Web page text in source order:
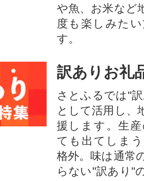
や魚、お米など
度も楽しみた
す。
訳ありお礼
さとふるでは"
として活用し、
援します。⽣
ても出てしま
格外。味は通常
らない"訳あり"